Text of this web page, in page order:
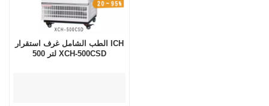
الطب الشامل غرف استقرار ICH
500 لتر XCH-500CSD